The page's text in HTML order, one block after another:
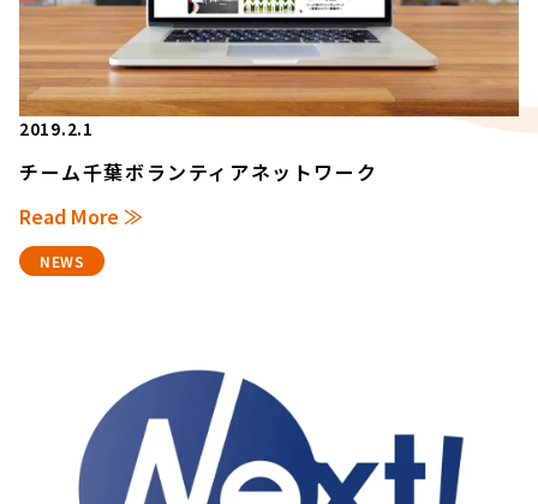
2019.2.1
チーム千葉ボランティアネットワーク
Read More ≫
NEWS